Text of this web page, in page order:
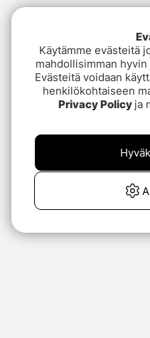
Käytämme evästeitä
mahdollisimman
Evästeitä voidaan
henkilökohtaiseen
Privacy Policy ja